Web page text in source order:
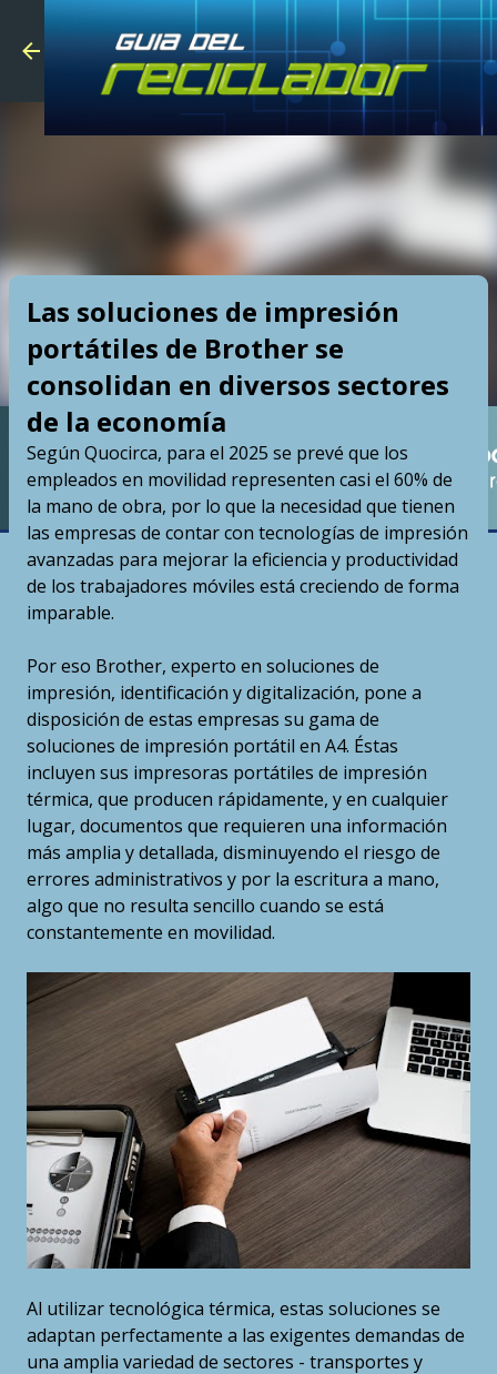
Skip to
Las soluciones de impresión
portátiles de Brother se
consolidan en diversos sectores
de la economía
Según Quocirca, para el 2025 se prevé que los
empleados en movilidad representen casi el 60% de
la mano de obra, por lo que la necesidad que tienen
las empresas de contar con tecnologías de impresión
avanzadas para mejorar la eficiencia y productividad
de los trabajadores móviles está creciendo de forma
imparable.
Por eso Brother, experto en soluciones de
impresión, identificación y digitalización, pone a
disposición de estas empresas su gama de
soluciones de impresión portátil en A4. Éstas
incluyen sus impresoras portátiles de impresión
térmica, que producen rápidamente, y en cualquier
lugar, documentos que requieren una información
más amplia y detallada, disminuyendo el riesgo de
errores administrativos y por la escritura a mano,
algo que no resulta sencillo cuando se está
constantemente en movilidad.
Al utilizar tecnológica térmica, estas soluciones se
adaptan perfectamente a las exigentes demandas de
una amplia variedad de sectores - transportes y